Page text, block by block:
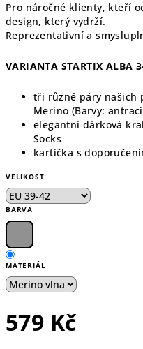
Pro náročné klienty, kteří
design, který vydrží.
Reprezentativní a
VARIANTA STARTIX ALBA
tři různé páry našich
Merino (Barvy:
elegantní dárková
Socks
kartička s
VELIKOST
BARVA
MATERIÁL
579 Kč